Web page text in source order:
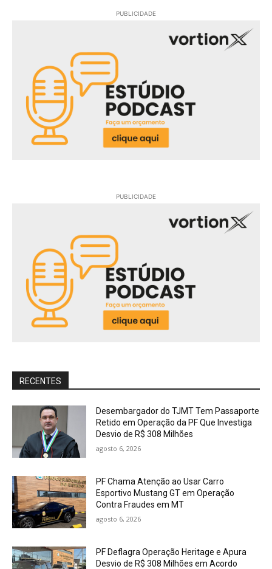
PUBLICIDADE
PUBLICIDADE
RECENTES
Desembargador do TJMT Tem Passaporte
Retido em Operação da PF Que Investiga
Desvio de R$ 308 Milhões
agosto 6, 2026
PF Chama Atenção ao Usar Carro
Esportivo Mustang GT em Operação
Contra Fraudes em MT
agosto 6, 2026
PF Deflagra Operação Heritage e Apura
Desvio de R$ 308 Milhões em Acordo